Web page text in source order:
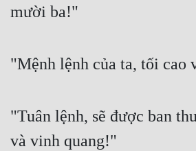
Cạnh Kỹ
mười ba!"
"Mệnh lệnh của ta, tối cao
"Tuân lệnh, sẽ được ban
và vinh quang!"